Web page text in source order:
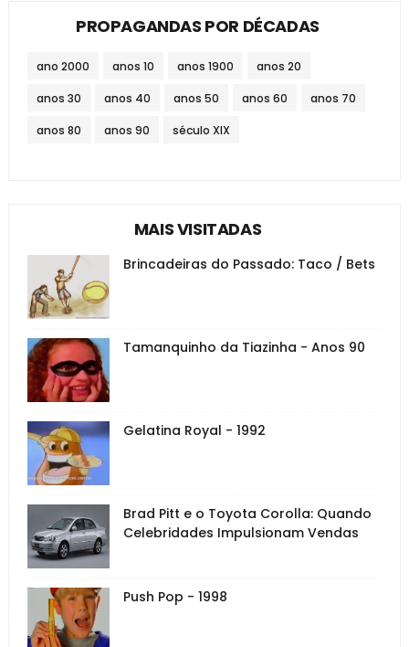
PROPAGANDAS POR DÉCADAS
ano 2000 anos 10 anos 1900 anos 20
anos 30 anos 40 anos 50 anos 60 anos 70
anos 80 anos 90 século XIX
MAIS VISITADAS
Brincadeiras do Passado: Taco / Bets
Tamanquinho da Tiazinha - Anos 90
Gelatina Royal - 1992
Brad Pitt e o Toyota Corolla: Quando
Celebridades Impulsionam Vendas
Push Pop - 1998